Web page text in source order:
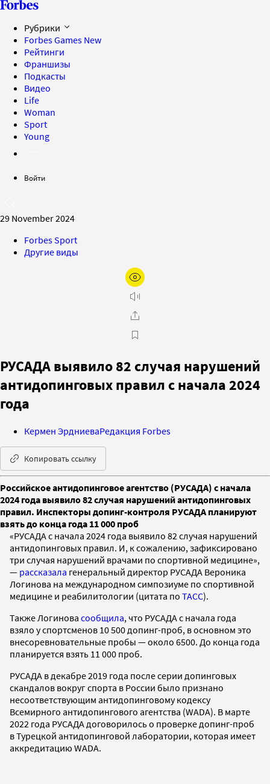
Рубрики
Forbes Games New
Рейтинги
Франшизы
Подкасты
Видео
Life
Woman
Sport
Young
Войти
29 November 2024
Forbes Sport
Другие виды
РУСАДА выявило 82 случая нарушений
антидопинговых правил с начала 2024
года
Кермен ЭрдниеваРедакция Forbes
Копировать ссылку
Российское антидопинговое агентство (РУСАДА) с начала
2024 года выявило 82 случая нарушений антидопинговых
правил. Инспекторы допинг-контроля РУСАДА планируют
взять до конца года 11 000 проб
«РУСАДА с начала 2024 года выявило 82 случая нарушений
антидопинговых правил. И, к сожалению, зафиксировано
три случая нарушений врачами по спортивной медицине»,
— рассказала генеральный директор РУСАДА Вероника
Логинова на международном симпозиуме по спортивной
медицине и реабилитологии (цитата по ТАСС).
Также Логинова сообщила, что РУСАДА с начала года
взяло у спортсменов 10 500 допинг-проб, в основном это
внесоревновательные пробы — около 6500. До конца года
планируется взять 11 000 проб.
РУСАДА в декабре 2019 года после серии допинговых
скандалов вокруг спорта в России было признано
несоответствующим антидопинговому кодексу
Всемирного антидопингового агентства (WADA). В марте
2022 года РУСАДА договорилось о проверке допинг-проб
в Турецкой антидопинговой лаборатории, которая имеет
аккредитацию WADA.